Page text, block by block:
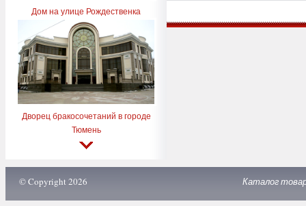
Дом на улице Рождественка
Дворец бракосочетаний в городе
Тюмень
© Copyright 2026 Каталог